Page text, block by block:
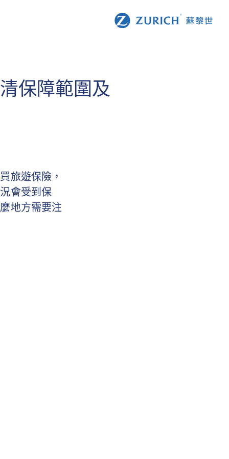
保障範圍及
旅遊保險，
會受到保
地方需要注